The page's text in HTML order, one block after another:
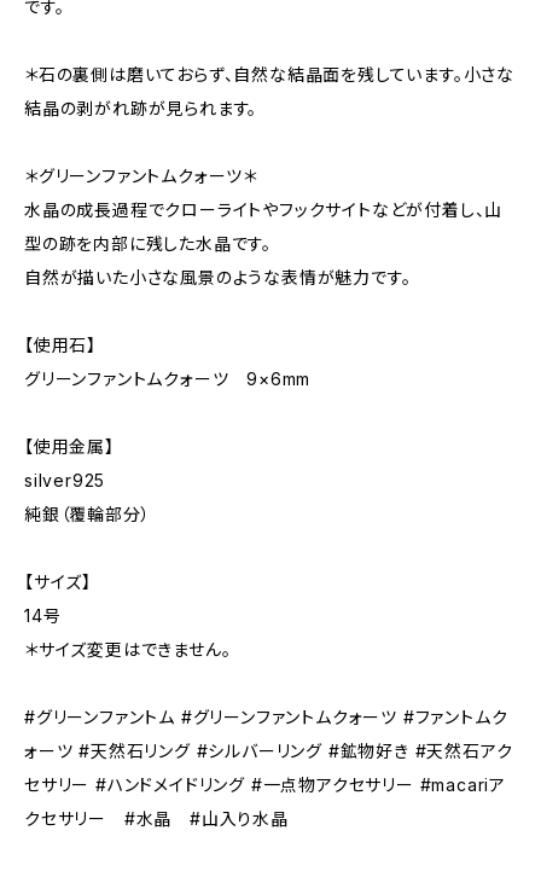
です。
＊石の裏側は磨いておらず、自然な結晶面を残しています。小さな
結晶の剥がれ跡が見られます。
＊グリーンファントムクォーツ＊
水晶の成長過程でクローライトやフックサイトなどが付着し、山
型の跡を内部に残した水晶です。
自然が描いた小さな風景のような表情が魅力です。
【使用石】
グリーンファントムクォーツ 9×6mm
【使用金属】
silver925
純銀（覆輪部分）
【サイズ】
14号
＊サイズ変更はできません。
#グリーンファントム #グリーンファントムクォーツ #ファントムク
ォーツ #天然石リング #シルバーリング #鉱物好き #天然石アク
セサリー #ハンドメイドリング #一点物アクセサリー #macariア
クセサリー #水晶 #山入り水晶